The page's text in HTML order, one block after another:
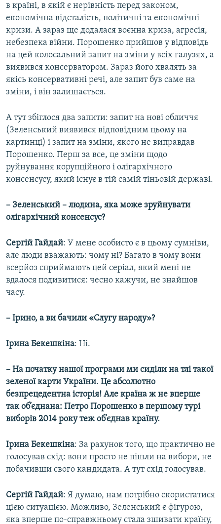
в країні, в якій є нерівність перед законом,
економічна відсталість, політичні та економічні
кризи. А зараз ще додалася воєнна криза, агресія,
небезпека війни. Порошенко прийшов у відповідь
на цей колосальний запит на зміни у всіх галузях, а
виявився консерватором. Зараз його хвалять за
якісь консервативні речі, але запит був саме на
зміни, і він залишається.
А тут збіглося два запити: запит на нові обличчя
(Зеленський виявився відповідним цьому на
картинці) і запит на зміни, якого не виправдав
Порошенко. Перш за все, це зміни щодо
руйнування корупційного і олігархічного
консенсусу, який існує в тій самій тіньовій державі.
– Зеленський – людина, яка може зруйнувати
олігархічний консенсус?
Сергій Гайдай: У мене особисто є в цьому сумніви,
але люди вважають: чому ні? Багато в чому вони
всерйоз сприймають цей серіал, який мені не
вдалося подивитися: чесно кажучи, не знайшов
часу.
– Ірино, а ви бачили «Слугу народу»?
Ірина Бекешкіна: Ні.
– На початку нашої програми ми сиділи на тлі такої
зеленої карти України. Це абсолютно
безпрецедентна історія! Але країна ж не вперше
так об’єднана: Петро Порошенко в першому турі
виборів 2014 року теж об’єднав країну.
Ірина Бекешкіна: За рахунок того, що практично не
голосував схід: вони просто не пішли на вибори, не
побачивши свого кандидата. А тут схід голосував.
Сергій Гайдай: Я думаю, нам потрібно скористатися
цією ситуацією. Можливо, Зеленський є фігурою,
яка вперше по-справжньому стала зшивати країну,